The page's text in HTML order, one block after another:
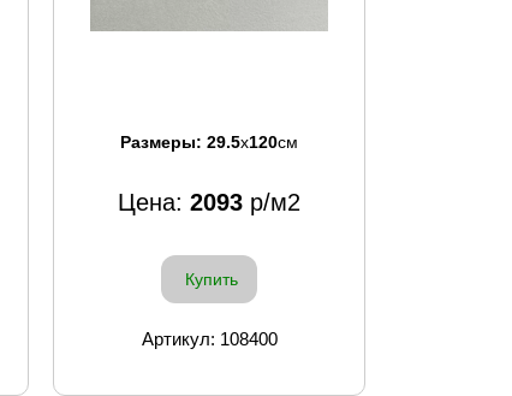
Размеры: 29.5x120см
Цена: 2093 р/м2
Купить
Артикул: 108400